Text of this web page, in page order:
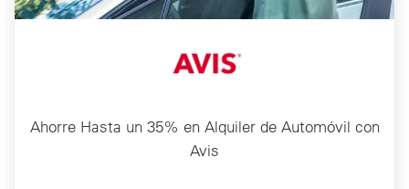
Ahorre Hasta un 35% en Alquiler de Automóvil con
Avis